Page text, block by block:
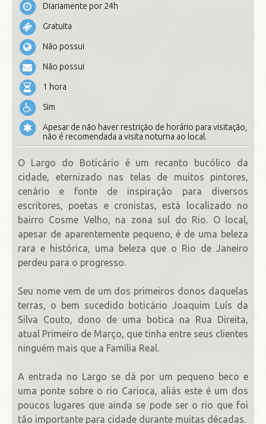
Diariamente por 24h
Gratuita
Não possui
Não possui
1 hora
Sim
Apesar de não haver restrição de horário para visitação,
não é recomendada a visita noturna ao local.
O Largo do Boticário é um recanto bucólico da
cidade, eternizado nas telas de muitos pintores,
cenário e fonte de inspiração para diversos
escritores, poetas e cronistas, está localizado no
bairro Cosme Velho, na zona sul do Rio. O local,
apesar de aparentemente pequeno, é de uma beleza
rara e histórica, uma beleza que o Rio de Janeiro
perdeu para o progresso.
Seu nome vem de um dos primeiros donos daquelas
terras, o bem sucedido boticário Joaquim Luís da
Silva Couto, dono de uma botica na Rua Direita,
atual Primeiro de Março, que tinha entre seus clientes
ninguém mais que a Família Real.
A entrada no Largo se dá por um pequeno beco e
uma ponte sobre o rio Carioca, aliás este é um dos
poucos lugares que ainda se pode ser o rio que foi
tão importante para cidade durante muitas décadas.